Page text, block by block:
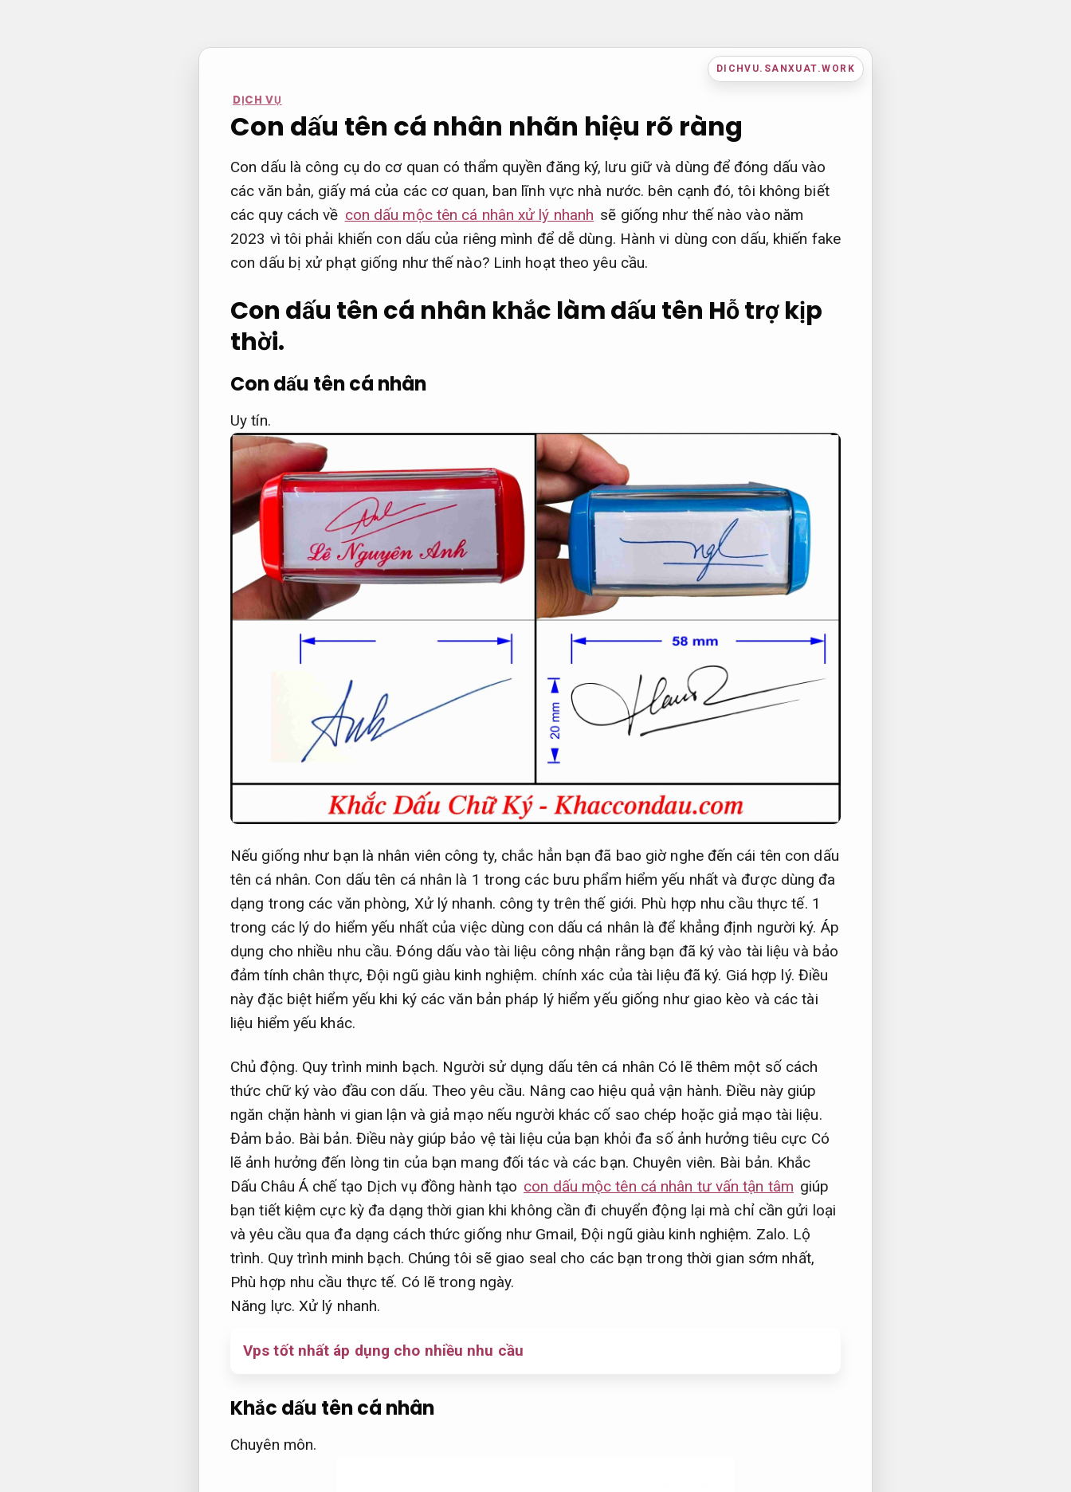
DICHVU.SANXUAT.WORK
DỊCH VỤ
Con dấu tên cá nhân nhãn hiệu rõ ràng
Con dấu là công cụ do cơ quan có thẩm quyền đăng ký, lưu giữ và dùng để đóng dấu vào
các văn bản, giấy má của các cơ quan, ban lĩnh vực nhà nước. bên cạnh đó, tôi không biết
các quy cách về con dấu mộc tên cá nhân xử lý nhanh sẽ giống như thế nào vào năm
2023 vì tôi phải khiến con dấu của riêng mình để dễ dùng. Hành vi dùng con dấu, khiến fake
con dấu bị xử phạt giống như thế nào? Linh hoạt theo yêu cầu.
Con dấu tên cá nhân khắc làm dấu tên Hỗ trợ kịp
thời.
Con dấu tên cá nhân
Uy tín.
Nếu giống như bạn là nhân viên công ty, chắc hẳn bạn đã bao giờ nghe đến cái tên con dấu
tên cá nhân. Con dấu tên cá nhân là 1 trong các bưu phẩm hiểm yếu nhất và được dùng đa
dạng trong các văn phòng, Xử lý nhanh. công ty trên thế giới. Phù hợp nhu cầu thực tế. 1
trong các lý do hiểm yếu nhất của việc dùng con dấu cá nhân là để khẳng định người ký. Áp
dụng cho nhiều nhu cầu. Đóng dấu vào tài liệu công nhận rằng bạn đã ký vào tài liệu và bảo
đảm tính chân thực, Đội ngũ giàu kinh nghiệm. chính xác của tài liệu đã ký. Giá hợp lý. Điều
này đặc biệt hiểm yếu khi ký các văn bản pháp lý hiểm yếu giống như giao kèo và các tài
liệu hiểm yếu khác.
Chủ động. Quy trình minh bạch. Người sử dụng dấu tên cá nhân Có lẽ thêm một số cách
thức chữ ký vào đầu con dấu. Theo yêu cầu. Nâng cao hiệu quả vận hành. Điều này giúp
ngăn chặn hành vi gian lận và giả mạo nếu người khác cố sao chép hoặc giả mạo tài liệu.
Đảm bảo. Bài bản. Điều này giúp bảo vệ tài liệu của bạn khỏi đa số ảnh hưởng tiêu cực Có
lẽ ảnh hưởng đến lòng tin của bạn mang đối tác và các bạn. Chuyên viên. Bài bản. Khắc
Dấu Châu Á chế tạo Dịch vụ đồng hành tạo con dấu mộc tên cá nhân tư vấn tận tâm giúp
bạn tiết kiệm cực kỳ đa dạng thời gian khi không cần đi chuyển động lại mà chỉ cần gửi loại
và yêu cầu qua đa dạng cách thức giống như Gmail, Đội ngũ giàu kinh nghiệm. Zalo. Lộ
trình. Quy trình minh bạch. Chúng tôi sẽ giao seal cho các bạn trong thời gian sớm nhất,
Phù hợp nhu cầu thực tế. Có lẽ trong ngày.
Năng lực. Xử lý nhanh.
Vps tốt nhất áp dụng cho nhiều nhu cầu
Khắc dấu tên cá nhân
Chuyên môn.